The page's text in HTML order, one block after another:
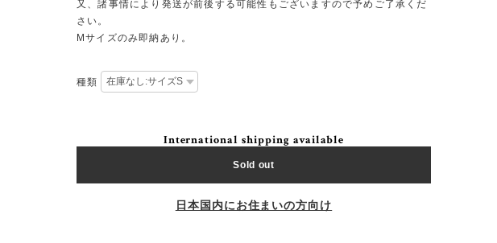
又、諸事情により発送が前後する可能性もございますので予めご了承くだ
さい。
Mサイズのみ即納あり。
種類
International shipping available
Sold out
日本国内にお住まいの方向け